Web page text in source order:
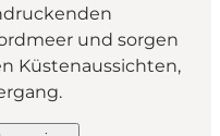
und sorgen
Küstenaussichten,